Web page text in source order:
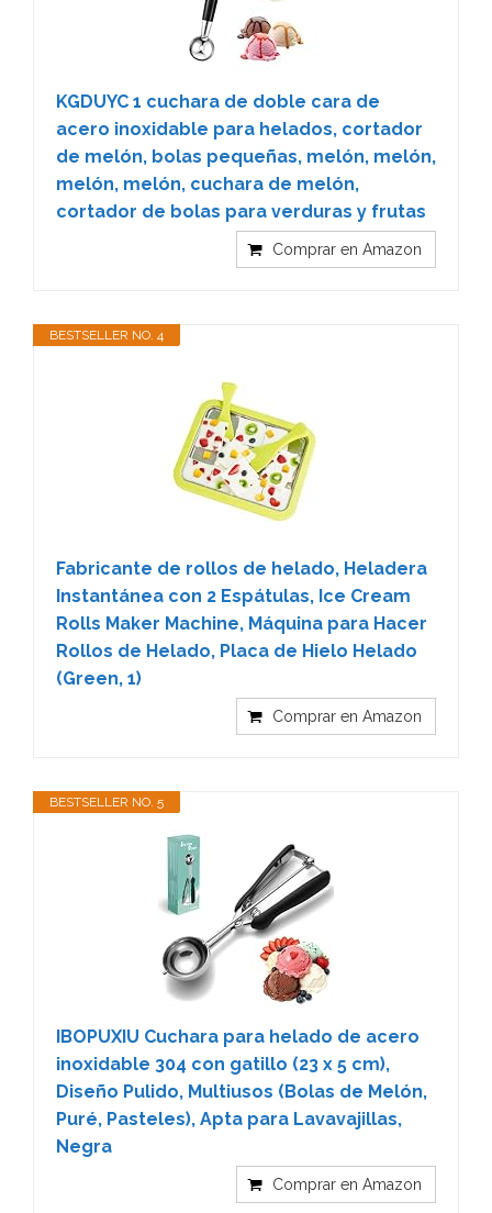
KGDUYC 1 cuchara de doble cara de
acero inoxidable para helados, cortador
de melón, bolas pequeñas, melón, melón,
melón, melón, cuchara de melón,
cortador de bolas para verduras y frutas
Comprar en Amazon
BESTSELLER NO. 4
Fabricante de rollos de helado, Heladera
Instantánea con 2 Espátulas, Ice Cream
Rolls Maker Machine, Máquina para Hacer
Rollos de Helado, Placa de Hielo Helado
(Green, 1)
Comprar en Amazon
BESTSELLER NO. 5
IBOPUXIU Cuchara para helado de acero
inoxidable 304 con gatillo (23 x 5 cm),
Diseño Pulido, Multiusos (Bolas de Melón,
Puré, Pasteles), Apta para Lavavajillas,
Negra
Comprar en Amazon